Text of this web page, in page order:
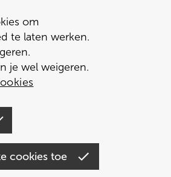
om
te laten werken.
je wel weigeren.
cookies toe